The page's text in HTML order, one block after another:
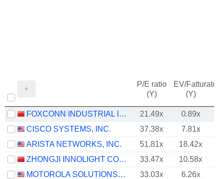
P/E ratio
(Y)
EV/Fatturato
(Y)
FOXCONN INDUSTRIAL INTERNET CO., LTD. 21.49x 0.89x
CISCO SYSTEMS, INC.
37.38x 7.81x
ARISTA NETWORKS, INC.
51.81x 18.42x
ZHONGJI INNOLIGHT CO., LTD.
33.47x 10.58x
MOTOROLA SOLUTIONS, INC.
33.03x 6.26x